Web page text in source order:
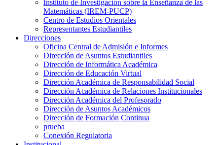
Instituto de Investigación sobre la Enseñanza de las
Matemáticas (IREM-PUCP)
Centro de Estudios Orientales
Representantes Estudiantiles
Direcciones
Oficina Central de Admisión e Informes
Dirección de Asuntos Estudiantiles
Dirección de Informática Académica
Dirección de Educación Virtual
Dirección Académica de Responsabilidad Social
Dirección Académica de Relaciones Institucionales
Dirección Académica del Profesorado
Dirección de Asuntos Académicos
Dirección de Formación Continua
prueba
Conexión Regulatoria